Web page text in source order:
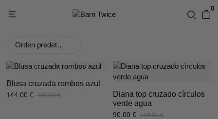
0
Orden predeterminado
Blusa cruzada rombos azul
180,00€
144,00 €
Diana top cruzado círculos
verde agua
180,00€
90,00 €